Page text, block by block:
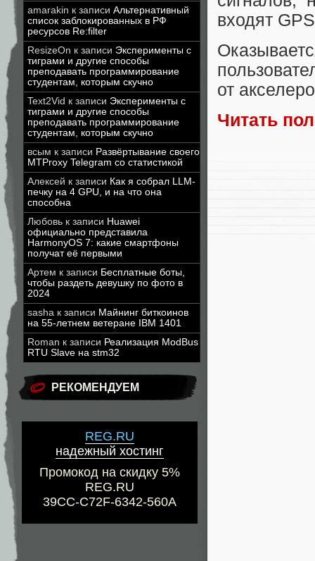
amarakin к записи Альтернативный
список заблокированных в РФ
ресурсов Re:filter
ResizeOn к записи Эксперименты с
тиграми и другие способы
преподавать программирование
студентам, которым скучно
Text2Vid к записи Эксперименты с
тиграми и другие способы
преподавать программирование
студентам, которым скучно
всым к записи Развёртывание своего
MTProxy Telegram со статистикой
Алексей к записи Как я собрал LLM-
печку на 4 GPU, и на что она
способна
Любовь к записи Huawei
официально представила
HarmonyOS 7: какие смартфоны
получат её первыми
Артем к записи Бесплатные боты,
чтобы раздеть девушку по фото в
2024
sasha к записи Майнинг биткоинов
на 55-летнем ветеране IBM 1401
Roman к записи Реализация ModBus
RTU Slave на stm32
РЕКОМЕНДУЕМ
REG.RU
надежный хостинг
Промокод на скидку 5%
REG.RU
39CC-C72F-6342-560A
входят
от
Читать